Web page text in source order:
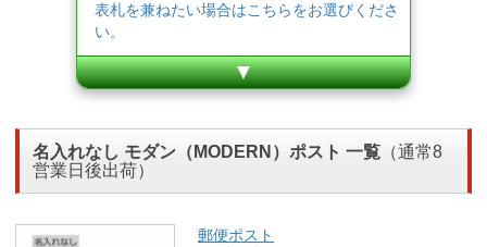
表札を兼ねたい場合はこちらをお選びくださ
い。
▼
名入れなし モダン（MODERN）ポスト 一覧 （通常8
営業日後出荷）
郵便ポスト